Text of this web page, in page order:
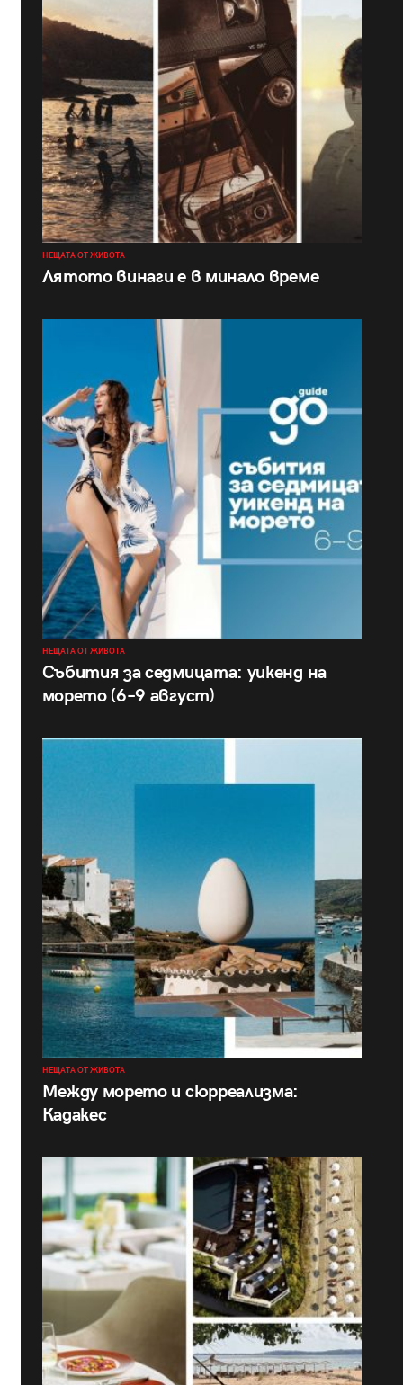
НЕЩАТА ОТ ЖИВОТА
Лятото винаги е в минало време
НЕЩАТА ОТ ЖИВОТА
Събития за седмицата: уикенд на
морето (6–9 август)
НЕЩАТА ОТ ЖИВОТА
Между морето и сюрреализма:
Кадакес